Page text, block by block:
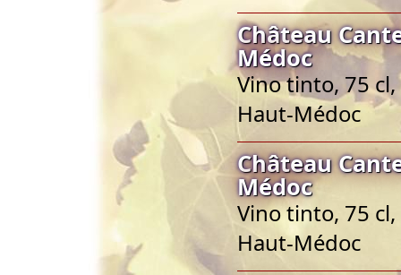
Château
Médoc
Vino tinto, 75
Haut-Médoc
Château
Médoc
Vino tinto, 75
Haut-Médoc